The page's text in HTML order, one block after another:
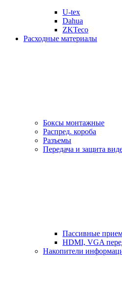
U-tex
Dahua
ZKTeco
Расходные материалы
Боксы монтажные
Распред. короба
Разъемы
Передача и защита
Пассивные
HDMI, VGA
Накопители